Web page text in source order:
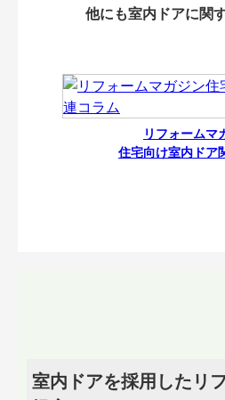
他にも室内ドアに関
リフォームマ
住宅向け室内ドア
室内ドアを採用したリ